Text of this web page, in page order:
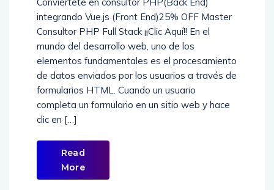
integrando Vue.js (Front End)25% OFF Master
Consultor PHP Full Stack ¡¡Clic Aquí!! En el
mundo del desarrollo web, uno de los
elementos fundamentales es el procesamiento
de datos enviados por los usuarios a través de
formularios HTML. Cuando un usuario
completa un formulario en un sitio web y hace
clic en […]
Read
More